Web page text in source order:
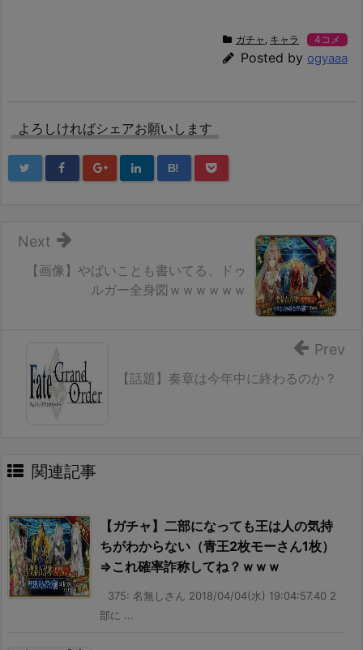
ガチャ , キャラ 4コメ
Posted by ogyaaa
よろしければシェアお願いします
B!
【画像】やばいことも書いてる、ドゥ
ルガー全身図ｗｗｗｗｗｗ
Next
【話題】奏章は今年中に終わるのか？
Prev
関連記事
【ガチャ】二部になっても王は人の気持
ちがわからない（青王2枚モーさん1枚）
⇒これ確率詐称してね？ｗｗｗ
375: 名無しさん 2018/04/04(水) 19:04:57.40 2
部に ...